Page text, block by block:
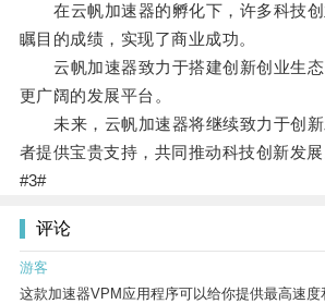
在云帆加速器的孵化下，许多科技创
瞩目的成绩，实现了商业成功。
云帆加速器致力于搭建创新创业生态
更广阔的发展平台。
未来，云帆加速器将继续致力于创新
者提供宝贵支持，共同推动科技创新发展
#3#
评论
游客
这款加速器VPM应用程序可以给你提供最高速